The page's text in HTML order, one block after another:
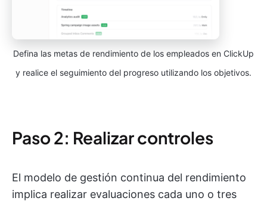
Defina las metas de rendimiento de los empleados en ClickUp
y realice el seguimiento del progreso utilizando los objetivos.
Paso 2: Realizar controles
El modelo de gestión continua del rendimiento
implica realizar evaluaciones cada uno o tres